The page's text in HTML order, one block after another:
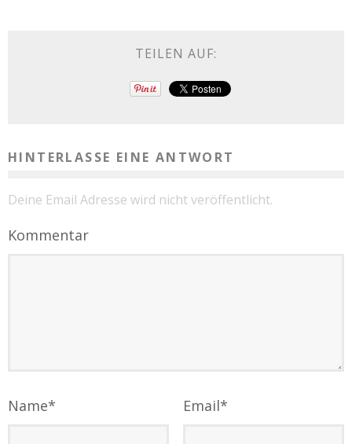
TEILEN AUF:
HINTERLASSE EINE ANTWORT
Deine Email Adresse wird nicht veröffentlicht.
Kommentar
Name* Email*